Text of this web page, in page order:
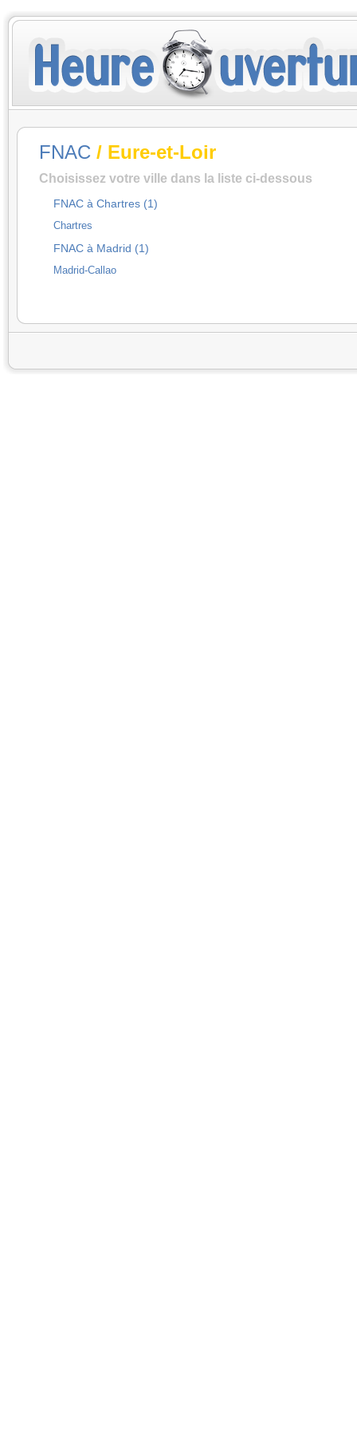
FNAC / Eure-et-Loir
Choisissez votre ville dans la liste ci-dessous
FNAC à Chartres (1)
Chartres
FNAC à Madrid (1)
Madrid-Callao